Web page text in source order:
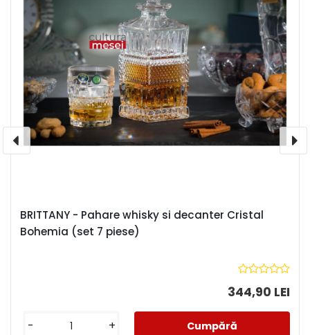
BRITTANY - Pahare whisky si decanter Cristal
Bohemia (set 7 piese)
344,90 LEI
- +